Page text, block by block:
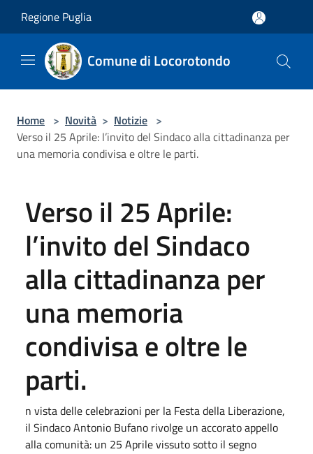
Regione Puglia
Comune di Locorotondo
Home > Novità > Notizie >
Verso il 25 Aprile: l’invito del Sindaco alla cittadinanza per
una memoria condivisa e oltre le parti.
Verso il 25 Aprile:
l’invito del Sindaco
alla cittadinanza per
una memoria
condivisa e oltre le
parti.
n vista delle celebrazioni per la Festa della Liberazione,
il Sindaco Antonio Bufano rivolge un accorato appello
alla comunità: un 25 Aprile vissuto sotto il segno